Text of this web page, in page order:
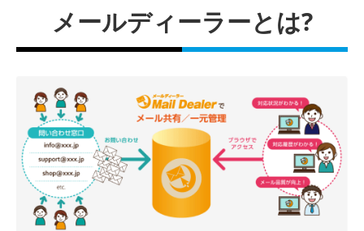
メールディーラーとは?